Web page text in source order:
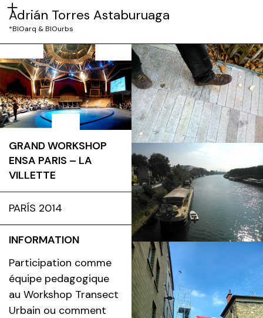
Adrián Torres Astaburuaga
*BIOarq & BIOurbs
GRAND WORKSHOP
ENSA PARIS – LA
VILLETTE
PARÍS 2014
INFORMATION
Participation comme
équipe pedagogique
au Workshop Transect
Urbain ou comment